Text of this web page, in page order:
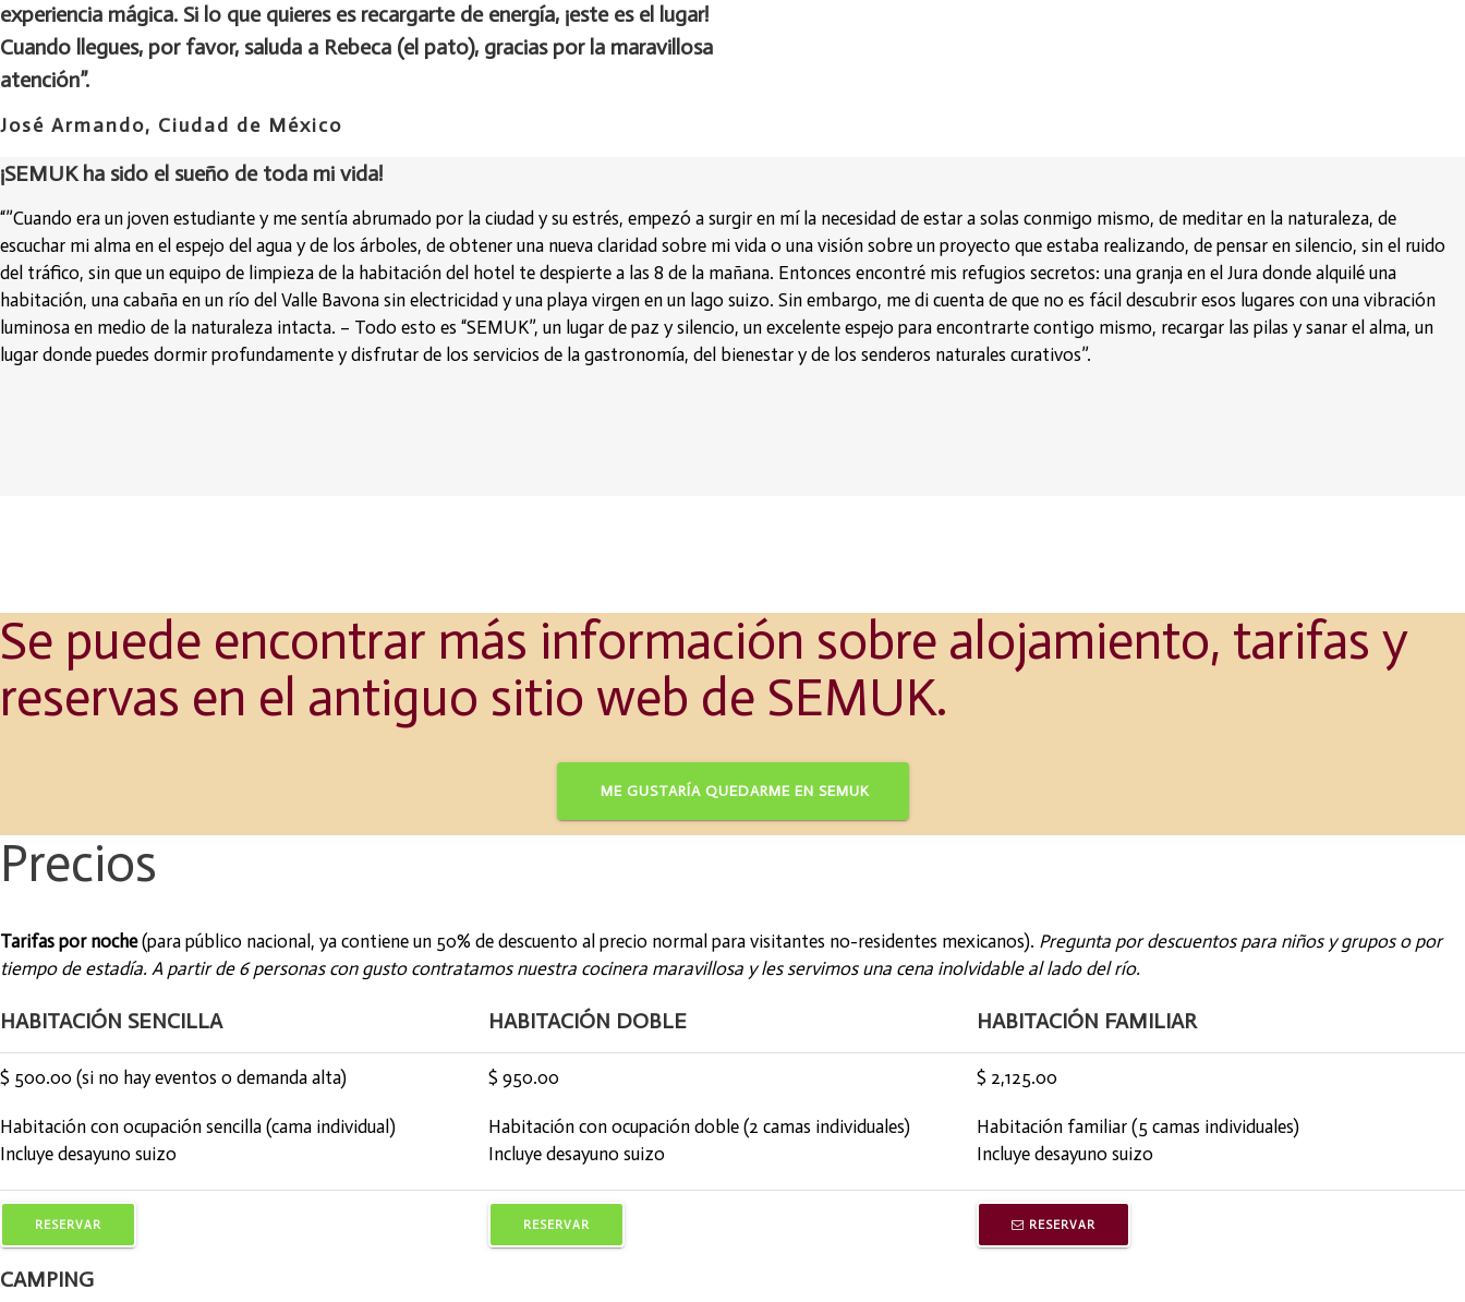
experiencia mágica. Si lo que quieres es recargarte de energía, ¡este es el lugar!
Cuando llegues, por favor, saluda a Rebeca (el pato), gracias por la maravillosa
atención”.
José Armando, Ciudad de México
¡SEMUK ha sido el sueño de toda mi vida!
“”Cuando era un joven estudiante y me sentía abrumado por la ciudad y su estrés, empezó a surgir en mí la necesidad de estar a solas conmigo mismo, de meditar en la naturaleza, de
escuchar mi alma en el espejo del agua y de los árboles, de obtener una nueva claridad sobre mi vida o una visión sobre un proyecto que estaba realizando, de pensar en silencio, sin el ruido
del tráfico, sin que un equipo de limpieza de la habitación del hotel te despierte a las 8 de la mañana. Entonces encontré mis refugios secretos: una granja en el Jura donde alquilé una
habitación, una cabaña en un río del Valle Bavona sin electricidad y una playa virgen en un lago suizo. Sin embargo, me di cuenta de que no es fácil descubrir esos lugares con una vibración
luminosa en medio de la naturaleza intacta. – Todo esto es “SEMUK”, un lugar de paz y silencio, un excelente espejo para encontrarte contigo mismo, recargar las pilas y sanar el alma, un
lugar donde puedes dormir profundamente y disfrutar de los servicios de la gastronomía, del bienestar y de los senderos naturales curativos”.
Se puede encontrar más información sobre alojamiento, tarifas y
reservas en el antiguo sitio web de SEMUK.
ME GUSTARÍA QUEDARME EN SEMUK
Precios
Tarifas por noche(para público nacional, ya contiene un 50% de descuento al precio normal para visitantes no-residentes mexicanos). Pregunta por descuentos para niños y grupos o por
tiempo de estadía. A partir de 6 personas con gusto contratamos nuestra cocinera maravillosa y les servimos una cena inolvidable al lado del río.
HABITACIÓN SENCILLA
$ 500.00 (si no hay eventos o demanda alta)
Habitación con ocupación sencilla (cama individual)
Incluye desayuno suizo
RESERVAR
HABITACIÓN DOBLE
$ 950.00
Habitación con ocupación doble (2 camas individuales)
Incluye desayuno suizo
RESERVAR
HABITACIÓN FAMILIAR
$ 2,125.00
Habitación familiar (5 camas individuales)
Incluye desayuno suizo
RESERVAR
CAMPING